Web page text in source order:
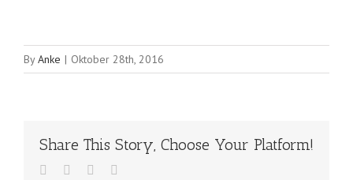
ByAnke | Oktober 28th, 2016
Share This Story, Choose Your Platform!